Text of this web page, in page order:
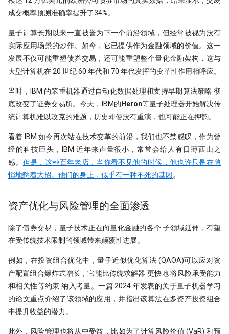
打新不中，买新当如何？lightgbm
拯救CCI！因子纯化后，证实CCI确实
是超有效的技术指标！
强化学习模型能否自我演化出交易智
慧？
洛书投资：先验性因子与波动率等权
终极猜想！底蓓离的成因分析
Political Alpha，跟着国会山股神去
Ifind25
成交概率预测准确率提升了34%。
量子计算长期以来一直被誉为下一个前沿领域，但经常被视为没有
实际应用场景的炒作。如今，它已提供作为金融领域的价值。这一
发展不仅可能重塑债券交易，还可能重塑整个量化金融架构，这与
大型计算机在 20 世纪 60 年代和 70 年代发挥的变革性作用相呼应。
当时，IBM 的笨重机器通过自动化数据处理和支持早期算法策略 彻
底改变了证券交易所。今天，IBM的 Heron等量子处理器开始解决传
统计算机难以攻克的难题，历史即使没有重演，也可能正在押韵。
看着 IBM 如今再次站在技术变革的前沿，我们也不禁感叹，作为曾
经的科技巨头，IBM 近年来声量很小，常常会给人有日薄西山之
感。 但是，这种百年老店，当你看不见他的时候，他也许只是在悄
悄地憋着大招。他们的身上，似乎有一种不死的基因 。
资产优化与风险管理的全面渗透
除了债券交易，量子技术正在向量化金融的各个 子领域延伸，有望
在受传统技术限制的领域带来颠覆性进展。
例如，在投资组合优化中，量子近似优化算法 (QAOA)可以应对资
产配置组合爆炸式增长，它能比传统求解器 更快地 将风险承受能力
和相关性等约束 纳入考量。一篇 2024 年发表的关于量子机器学习
的论文重点介绍了该领域的应用，并指出该算法在多资产投资组合
中提升收益的潜力。
此外，风险管理也将从中受益，比如为了计算风险价值 (VaR) 和预